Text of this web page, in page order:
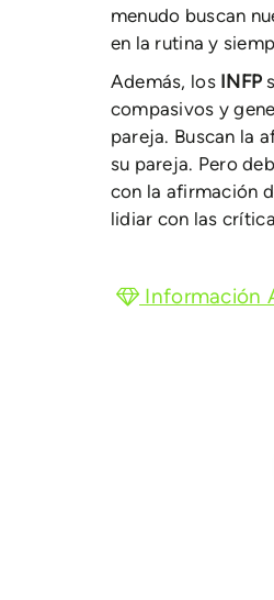
menudo buscan
en la rutina y
Además, los INFP
compasivos y
pareja. Buscan la
su pareja. Pero
con la afirmación
lidiar con las
Información